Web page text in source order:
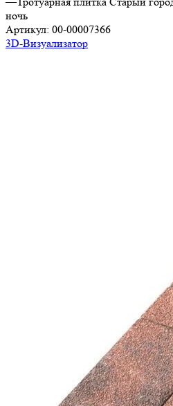
ночь
Артикул: 00-00007366
3D-Визуализатор